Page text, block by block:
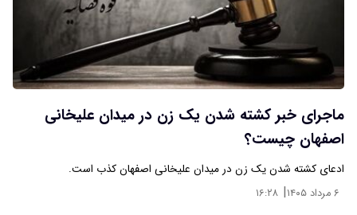
ماجرای خبر کشته شدن یک زن در میدان علیخانی
اصفهان چیست؟
ادعای کشته شدن یک زن در میدان علیخانی اصفهان کذب است.
۶ مرداد ۱۴۰۵ | ۱۶:۲۸